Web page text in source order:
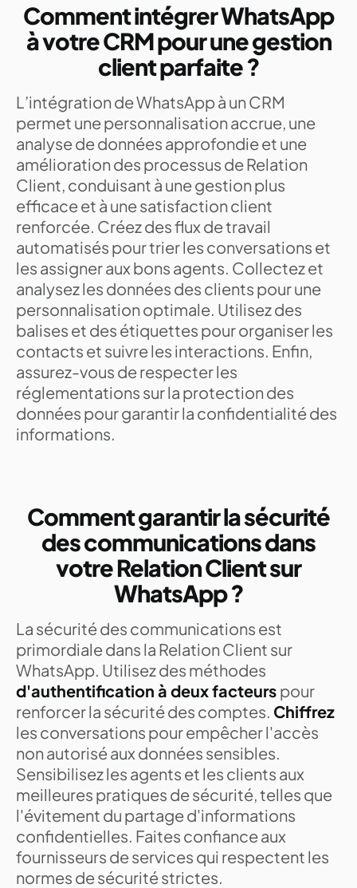
Comment intégrer WhatsApp
à votre CRM pour une gestion
client parfaite ?
L’intégration de WhatsApp à un CRM
permet une personnalisation accrue, une
analyse de données approfondie et une
amélioration des processus de Relation
Client, conduisant à une gestion plus
efficace et à une satisfaction client
renforcée. Créez des flux de travail
automatisés pour trier les conversations et
les assigner aux bons agents. Collectez et
analysez les données des clients pour une
personnalisation optimale. Utilisez des
balises et des étiquettes pour organiser les
contacts et suivre les interactions. Enfin,
assurez-vous de respecter les
réglementations sur la protection des
données pour garantir la confidentialité des
informations.
Comment garantir la sécurité
des communications dans
votre Relation Client sur
WhatsApp ?
La sécurité des communications est
primordiale dans la Relation Client sur
WhatsApp. Utilisez des méthodes
d'authentification à deux facteurs pour
renforcer la sécurité des comptes. Chiffrez
les conversations pour empêcher l'accès
non autorisé aux données sensibles.
Sensibilisez les agents et les clients aux
meilleures pratiques de sécurité, telles que
l'évitement du partage d'informations
confidentielles. Faites confiance aux
fournisseurs de services qui respectent les
normes de sécurité strictes.